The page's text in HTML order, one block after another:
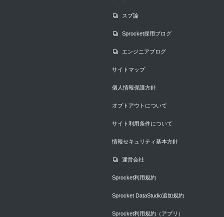
スプ論
Sprocket採用ブログ
エンジニアブログ
サイトマップ
個人情報保護方針
オプトアウトについて
サイト利用条件について
情報セキュリティ基本方針
運営会社
Sprocket利用規約
Sprocket DataStudio追加規約
Sprocket利用規約（アプリ）